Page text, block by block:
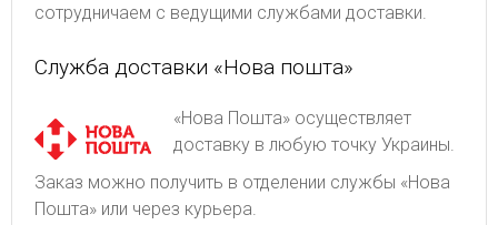
сотрудничаем с ведущими службами доставки.
Служба доставки «Нова пошта»
«Нова Пошта» осуществляет
доставку в любую точку Украины.
Заказ можно получить в отделении службы «Нова
Пошта» или через курьера.